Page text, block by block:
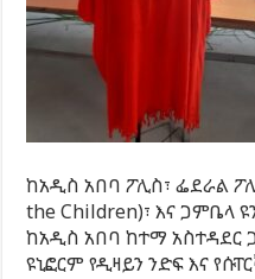
ከአዲስ አበባ ፖሊስ፣ ፌደራል
the Children)፣ እና ጋምቤላ
ከአዲስ አበባ ከተማ አስተዳደር
ዩኒፎርም የዲዛይን ንድፍ እና